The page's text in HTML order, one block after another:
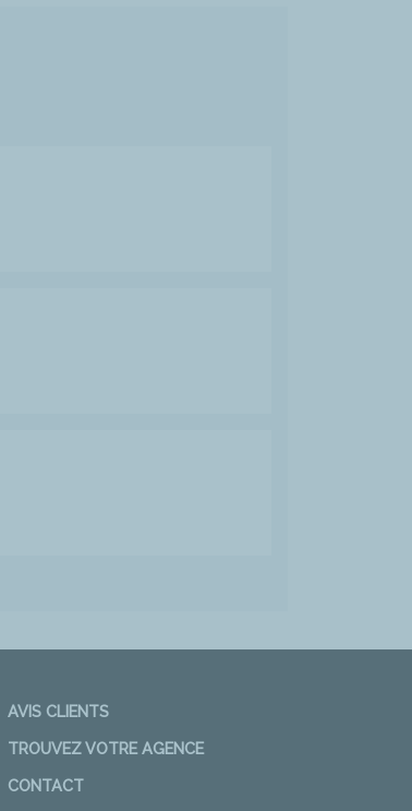
AVIS CLIENTS
TROUVEZ VOTRE AGENCE
CONTACT